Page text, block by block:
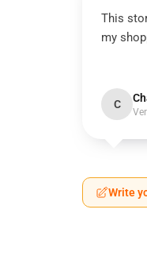
This
my
C
Write